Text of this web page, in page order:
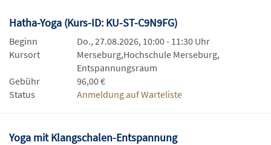
Hatha-Yoga (Kurs-ID: KU-ST-C9N9FG)
Beginn
Do., 27.08.2026, 10:00 - 11:30 Uhr
Kursort
Merseburg,Hochschule Merseburg,
Entspannungsraum
Gebühr
96,00 €
Status
Anmeldung auf Warteliste
Yoga mit Klangschalen-Entspannung